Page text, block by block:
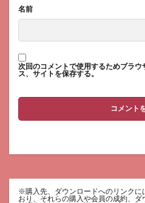
名前
次回のコメントで使用するためブラ
ス、サイトを保存する。
※購入先、ダウンロードへのリンクに
おり、それらの購入や会員の成約、